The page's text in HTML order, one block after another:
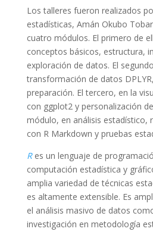
Los talleres fueron realizados
estadísticas, Amán Okubo
cuatro módulos. El primero de
conceptos básicos, estructura,
exploración de datos. El
transformación de datos
preparación. El tercero, en la
con ggplot2 y personalización
módulo, en análisis estadístico,
con R Markdown y pruebas
Res un lenguaje de
computación estadística y
amplia variedad de técnicas
es altamente extensible. Es
el análisis masivo de datos
investigación en metodología